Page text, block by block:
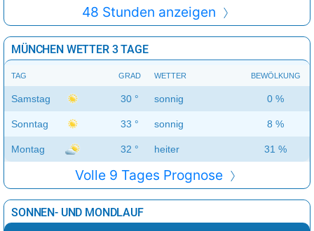
48 Stunden anzeigen
MÜNCHEN WETTER 3 TAGE
TAG GRAD WETTER BEWÖLKUNG
Samstag 30 ° sonnig 0 %
Sonntag 33 ° sonnig 8 %
Montag 32 ° heiter 31 %
Volle 9 Tages Prognose
SONNEN- UND MONDLAUF